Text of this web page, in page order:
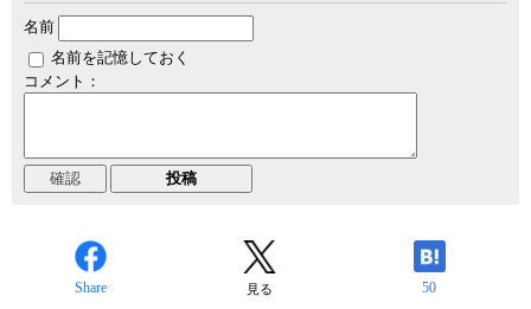
名前
名前を記憶しておく
コメント：
Share 見る 50